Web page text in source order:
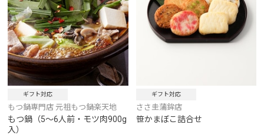
ギフト対応
もつ鍋専門店 元祖もつ鍋楽天地
もつ鍋（5～6人前・モツ肉900g
入）
ギフト対応
ささ圭蒲鉾店
笹かまぼこ詰合せ